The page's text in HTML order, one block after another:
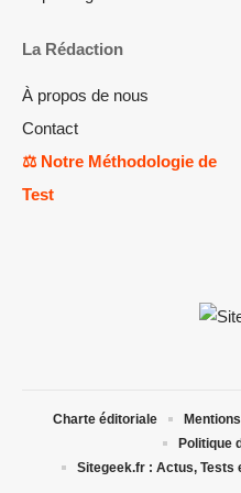
La Rédaction
À propos de nous
Contact
⚖️ Notre Méthodologie de
Test
Charte éditoriale
Politique
Sitegeek.fr : Actus, Tests